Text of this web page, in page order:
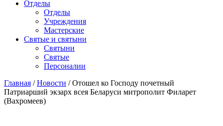
Отделы
Отделы
Учреждения
Мастерские
Святые и святыни
Cвятыни
Cвятые
Персоналии
Главная /Новости /Отошел ко Господу почетный
Патриарший экзарх всея Беларуси митрополит Филарет
(Вахромеев)